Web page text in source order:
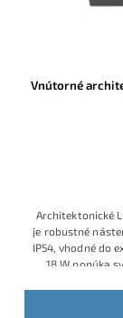
Vnútorné
Architektonické
je robustné
IP54, vhodné do
18 W ponúka